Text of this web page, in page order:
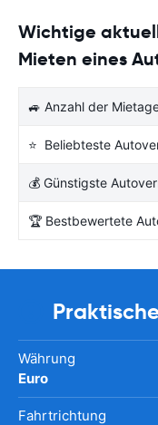
Wichtige
Mieten eines
🚙 Anzahl der
⭐ Beliebteste
💰 Günstigste
🏆 Bestbewertete
Währung
Euro
Fahrtrichtung